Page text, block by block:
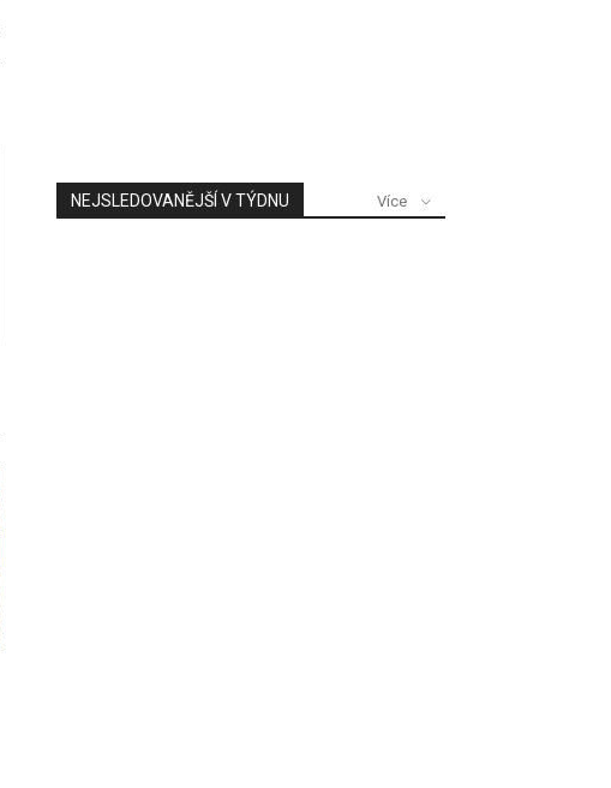
NEJSLEDOVANĚJŠÍ V TÝDNU Více